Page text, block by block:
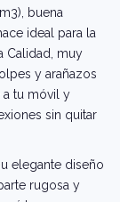
buena
ideal para la
Calidad, muy
y arañazos
a tu móvil y
sin quitar
elegante diseño
rugosa y